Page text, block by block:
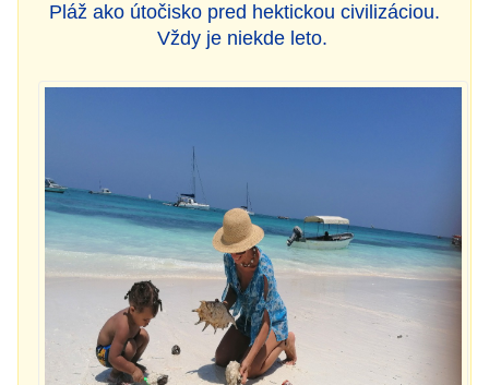
Pláž ako útočisko pred hektickou civilizáciou.
Vždy je niekde leto.